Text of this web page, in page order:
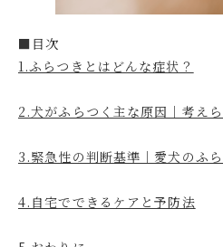
■目次
1.ふらつきとはどんな症状？
2.犬がふらつく主な原因｜考え
3.緊急性の判断基準｜愛犬のふ
4.自宅でできるケアと予防法